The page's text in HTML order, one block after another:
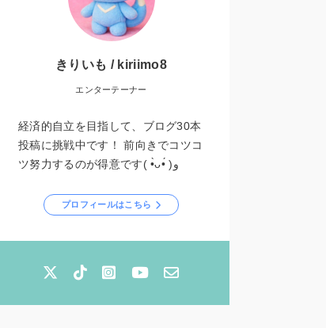
きりいも / kiriimo8
エンターテーナー
経済的自立を目指して、ブログ30本
投稿に挑戦中です！ 前向きでコツコ
ツ努力するのが得意です( •̀ᴗ•́ )و
プロフィールはこちら